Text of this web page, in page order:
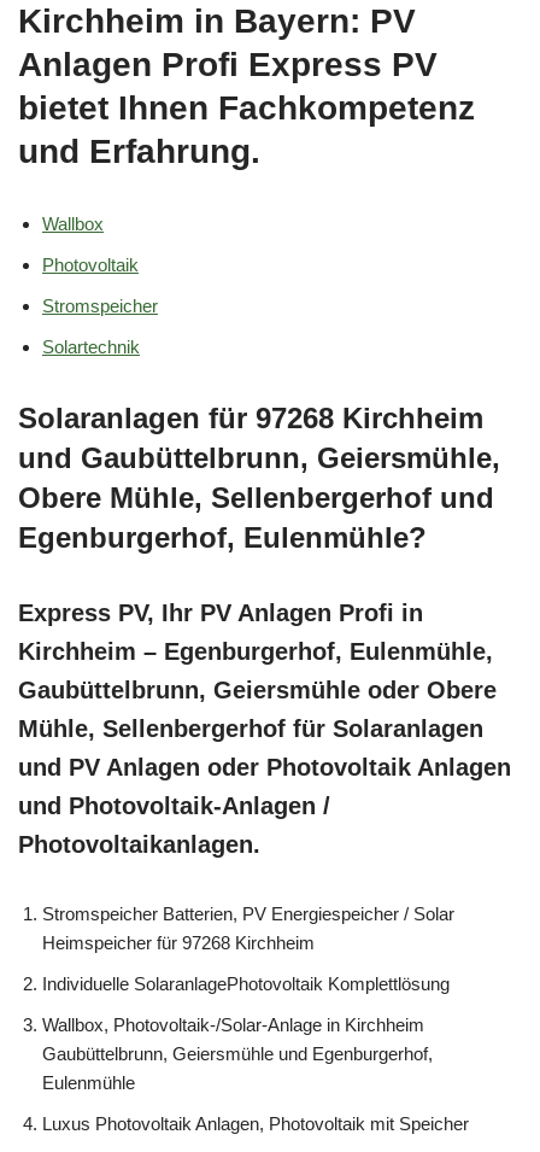
Kirchheim in Bayern: PV
Anlagen Profi Express PV
bietet Ihnen Fachkompetenz
und Erfahrung.
Wallbox
Photovoltaik
Stromspeicher
Solartechnik
Solaranlagen für 97268 Kirchheim
und Gaubüttelbrunn, Geiersmühle,
Obere Mühle, Sellenbergerhof und
Egenburgerhof, Eulenmühle?
Express PV, Ihr PV Anlagen Profi in
Kirchheim – Egenburgerhof, Eulenmühle,
Gaubüttelbrunn, Geiersmühle oder Obere
Mühle, Sellenbergerhof für Solaranlagen
und PV Anlagen oder Photovoltaik Anlagen
und Photovoltaik-Anlagen /
Photovoltaikanlagen.
Stromspeicher Batterien, PV Energiespeicher / Solar
Heimspeicher für 97268 Kirchheim
Individuelle SolaranlagePhotovoltaik Komplettlösung
Wallbox, Photovoltaik-/Solar-Anlage in Kirchheim
Gaubüttelbrunn, Geiersmühle und Egenburgerhof,
Eulenmühle
Luxus Photovoltaik Anlagen, Photovoltaik mit Speicher